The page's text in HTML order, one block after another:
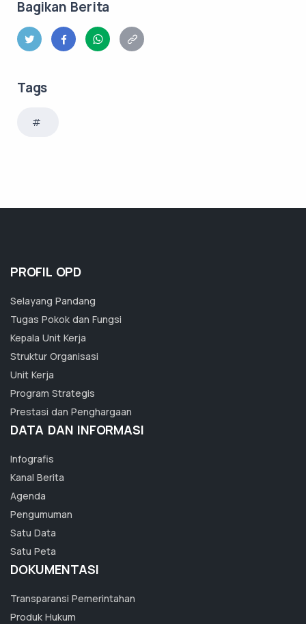
Bagikan Berita
Tags
PROFIL OPD
Selayang Pandang
Tugas Pokok dan Fungsi
Kepala Unit Kerja
Struktur Organisasi
Unit Kerja
Program Strategis
Prestasi dan Penghargaan
DATA DAN INFORMASI
Infografis
Kanal Berita
Agenda
Pengumuman
Satu Data
Satu Peta
DOKUMENTASI
Transparansi Pemerintahan
Produk Hukum